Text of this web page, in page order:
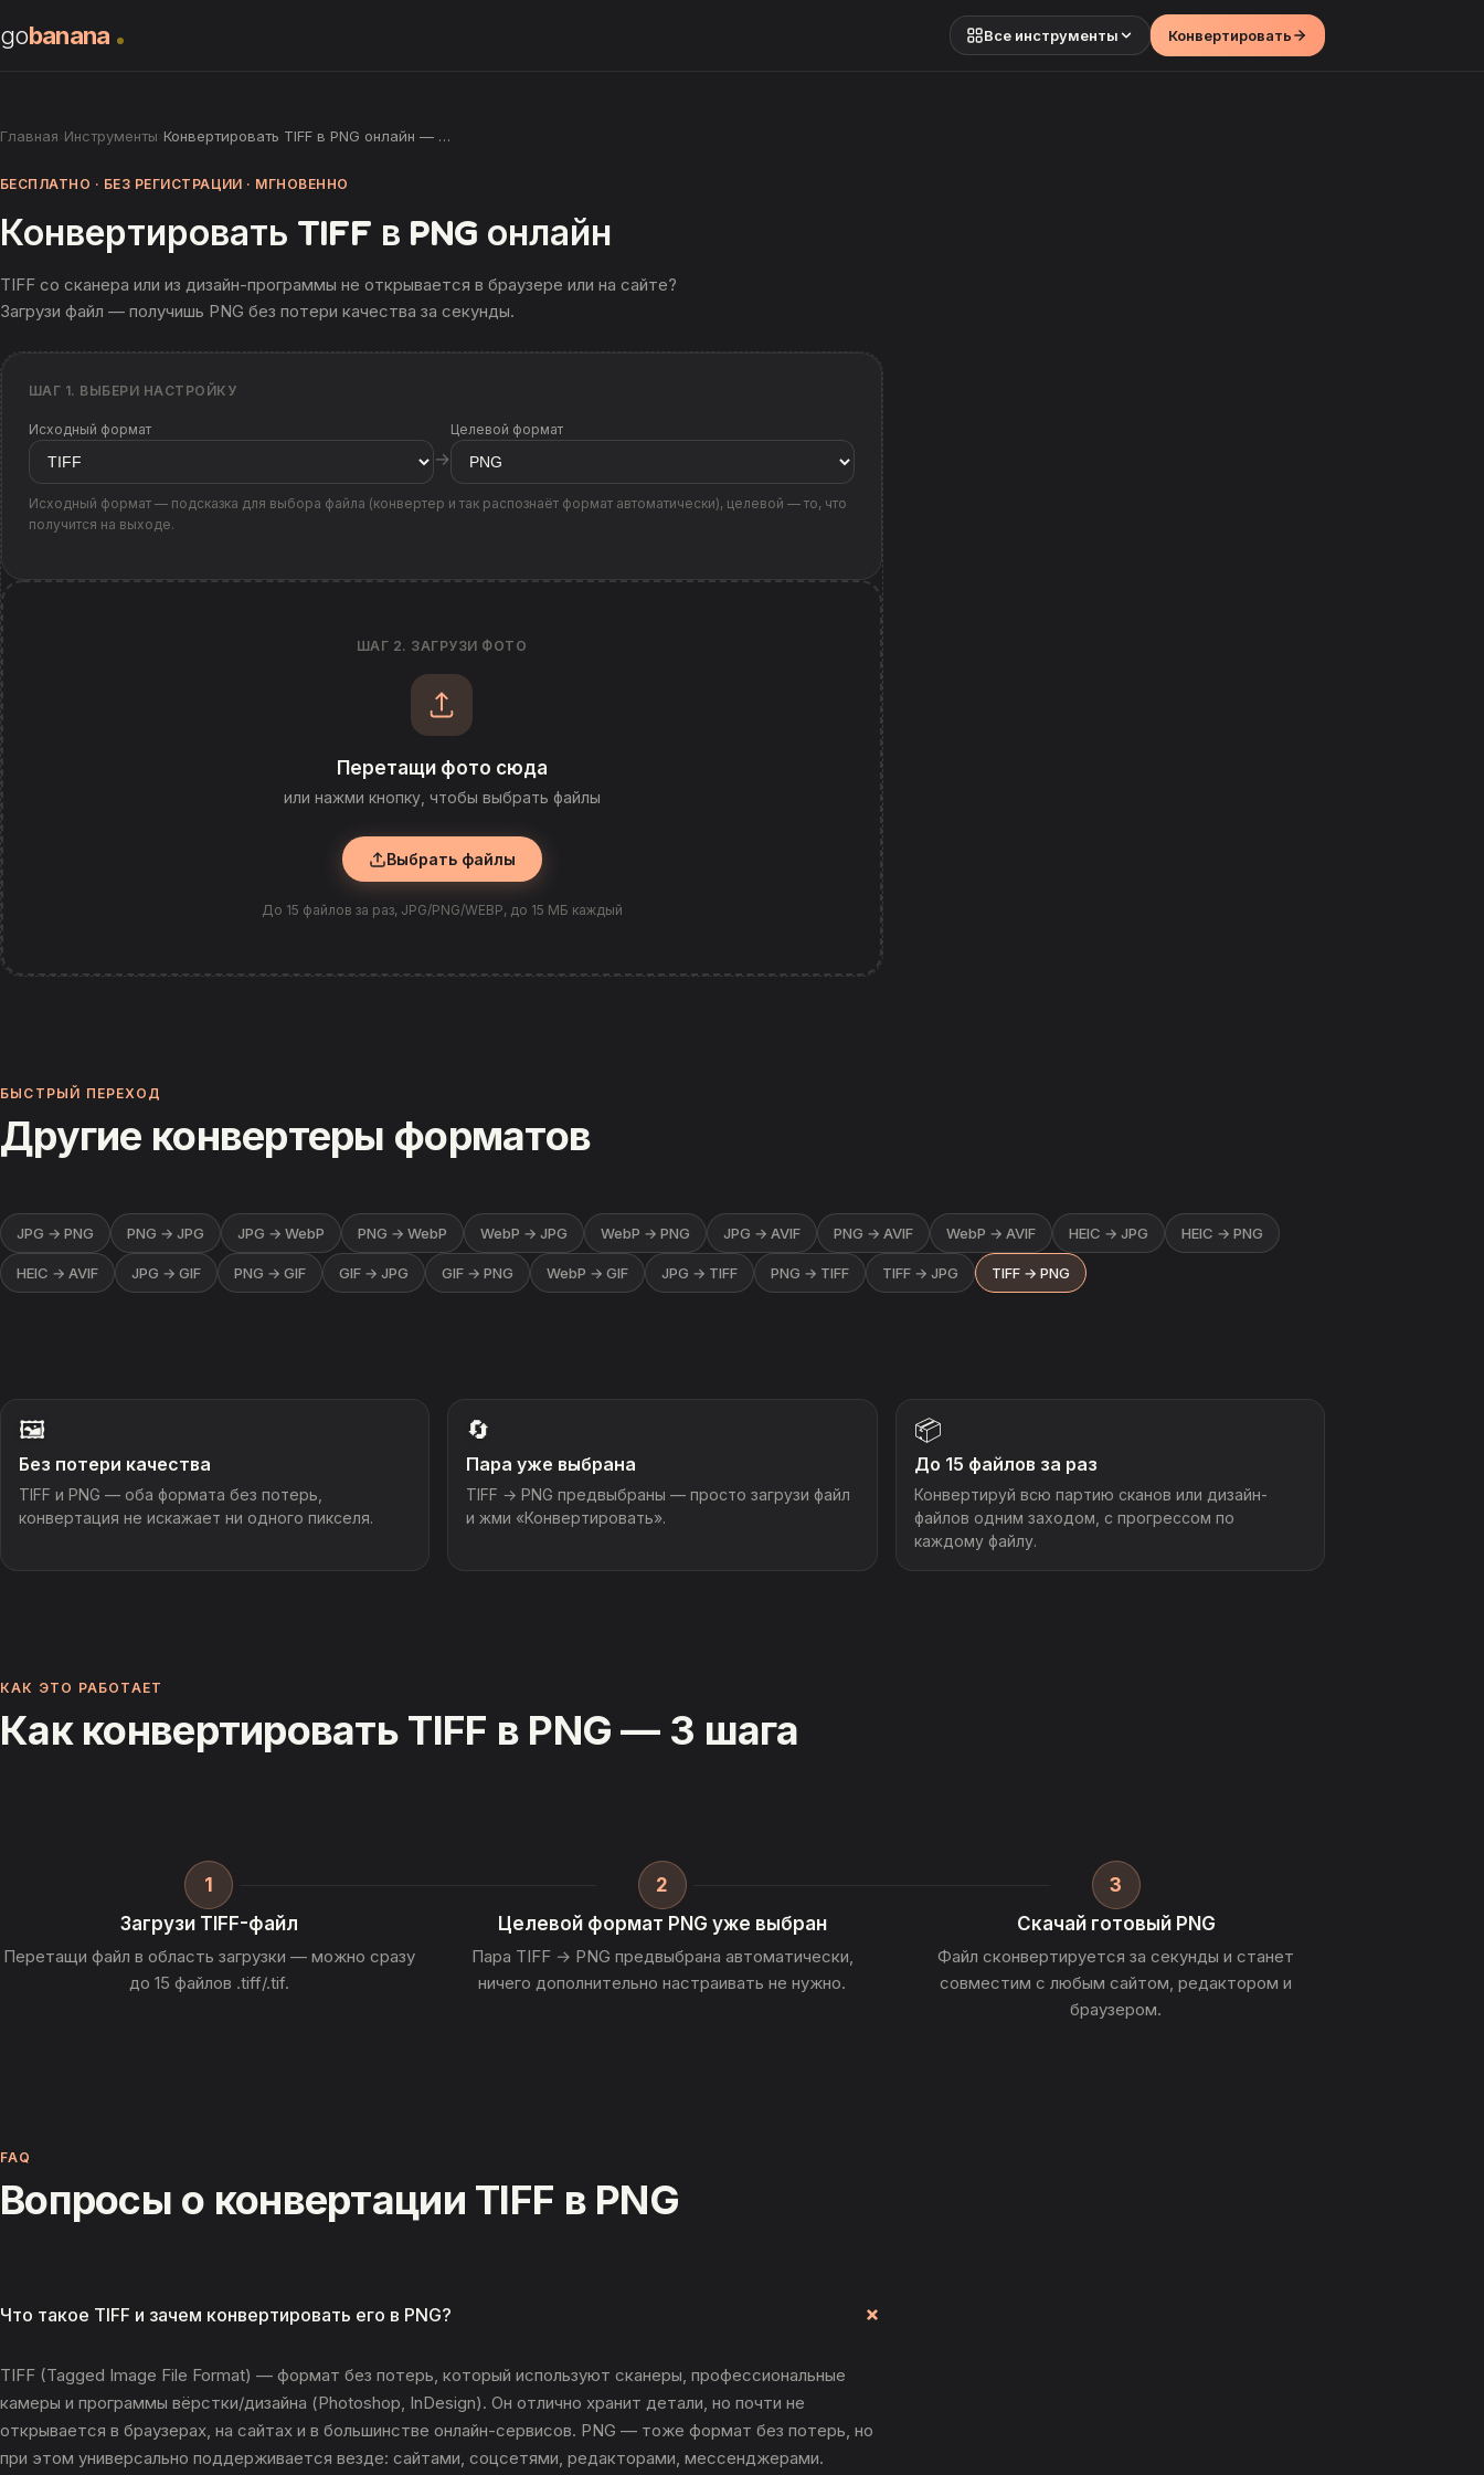
gobanana Все инструменты Конвертировать
Главная Инструменты Конвертировать TIFF в PNG онлайн — …
БЕСПЛАТНО · БЕЗ РЕГИСТРАЦИИ · МГНОВЕННО
Конвертировать TIFF в PNG онлайн
TIFF со сканера или из дизайн-программы не открывается в браузере или на сайте?
Загрузи файл — получишь PNG без потери качества за секунды.
ШАГ 1. ВЫБЕРИ НАСТРОЙКУ
Исходный формат
→
Целевой формат
Исходный формат — подсказка для выбора файла (конвертер и так распознаёт формат автоматически), целевой — то, что
получится на выходе.
ШАГ 2. ЗАГРУЗИ ФОТО
Перетащи фото сюда
или нажми кнопку, чтобы выбрать файлы
Выбрать файлы
До 15 файлов за раз, JPG/PNG/WEBP, до 15 МБ каждый
БЫСТРЫЙ ПЕРЕХОД
Другие конвертеры форматов
JPG → PNG PNG → JPG JPG → WebP PNG → WebP WebP → JPG WebP → PNG JPG → AVIF PNG → AVIF WebP → AVIF HEIC → JPG HEIC → PNG
HEIC → AVIF JPG → GIF PNG → GIF GIF → JPG GIF → PNG WebP → GIF JPG → TIFF PNG → TIFF TIFF → JPG TIFF → PNG
🖼️
Без потери качества
TIFF и PNG — оба формата без потерь,
конвертация не искажает ни одного пикселя.
🔄
Пара уже выбрана
TIFF → PNG предвыбраны — просто загрузи файл
и жми «Конвертировать».
📦
До 15 файлов за раз
Конвертируй всю партию сканов или дизайн-
файлов одним заходом, с прогрессом по
каждому файлу.
КАК ЭТО РАБОТАЕТ
Как конвертировать TIFF в PNG — 3 шага
1
Загрузи TIFF-файл
Перетащи файл в область загрузки — можно сразу
до 15 файлов .tiff/.tif.
2
Целевой формат PNG уже выбран
Пара TIFF → PNG предвыбрана автоматически,
ничего дополнительно настраивать не нужно.
3
Скачай готовый PNG
Файл сконвертируется за секунды и станет
совместим с любым сайтом, редактором и
браузером.
FAQ
Вопросы о конвертации TIFF в PNG
Что такое TIFF и зачем конвертировать его в PNG?
TIFF (Tagged Image File Format) — формат без потерь, который используют сканеры, профессиональные
камеры и программы вёрстки/дизайна (Photoshop, InDesign). Он отлично хранит детали, но почти не
открывается в браузерах, на сайтах и в большинстве онлайн-сервисов. PNG — тоже формат без потерь, но
при этом универсально поддерживается везде: сайтами, соцсетями, редакторами, мессенджерами.